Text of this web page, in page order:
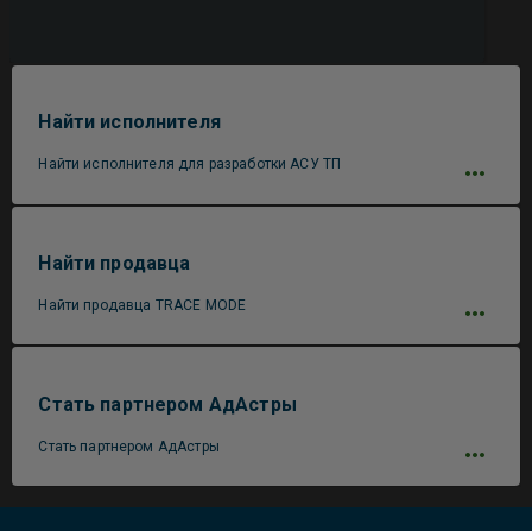
Найти исполнителя
Найти исполнителя для разработки АСУ ТП
Найти продавца
Найти продавца TRACE MODE
Стать партнером АдАстры
Стать партнером АдАстры